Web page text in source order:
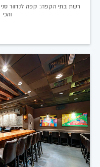
רשת בתי הקפה: קפה לנדוור סניף
והכי